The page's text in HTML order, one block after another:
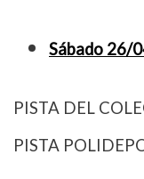
Sábado 26/
PISTA DEL
PISTA